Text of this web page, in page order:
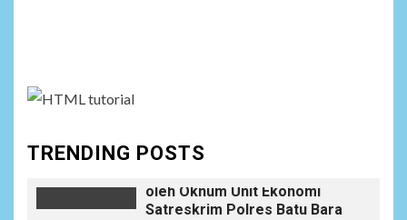
TRENDING POSTSPerlindungan Hukum,
oleh Oknum Unit Ekonomi
Satreskrim Polres Batu Bara